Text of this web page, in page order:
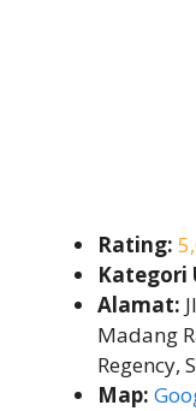
Rating:
Kategori
Alamat:
Madang
Regency,
Map: